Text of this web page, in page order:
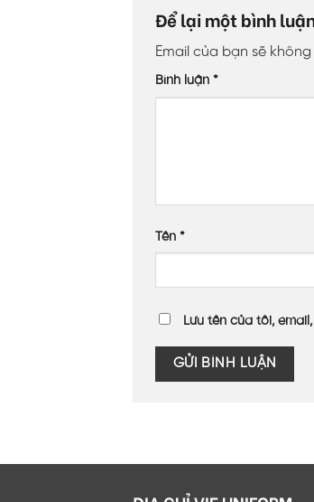
Để lại một bình
Email của bạn sẽ
Bình luận *
Tên *
Lưu tên của tôi,